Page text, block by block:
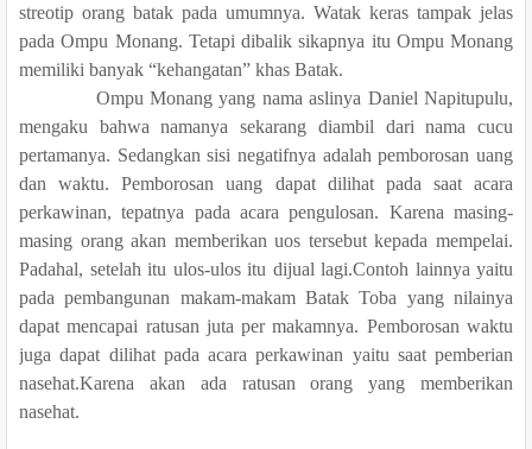
streotip orang batak pada umumnya. Watak keras tampak jelas
pada Ompu Monang. Tetapi dibalik sikapnya itu Ompu Monang
memiliki banyak “kehangatan” khas Batak.
Ompu Monang yang nama aslinya Daniel Napitupulu,
mengaku bahwa namanya sekarang diambil dari nama cucu
pertamanya. Sedangkan sisi negatifnya adalah pemborosan uang
dan waktu. Pemborosan uang dapat dilihat pada saat acara
perkawinan, tepatnya pada acara pengulosan. Karena masing-
masing orang akan memberikan uos tersebut kepada mempelai.
Padahal, setelah itu ulos-ulos itu dijual lagi.Contoh lainnya yaitu
pada pembangunan makam-makam Batak Toba yang nilainya
dapat mencapai ratusan juta per makamnya. Pemborosan waktu
juga dapat dilihat pada acara perkawinan yaitu saat pemberian
nasehat.Karena akan ada ratusan orang yang memberikan
nasehat.